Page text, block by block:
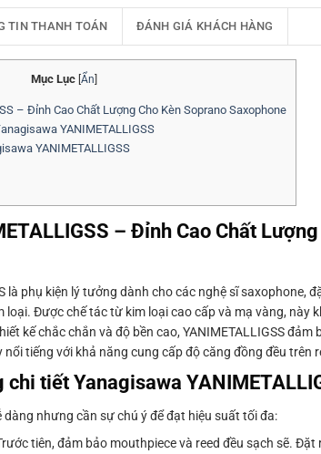
TIN THANH TOÁN ĐÁNH GIÁ KHÁCH HÀNG
Mục Lục [Ẩn]
– Đỉnh Cao Chất Lượng Cho Kèn Soprano Saxophone
YANIMETALLIGSS
YANIMETALLIGSS
– Đỉnh Cao Chất
là phụ kiện lý tưởng dành cho các nghệ sĩ
loại. Được chế tác từ kim loại cao cấp và mạ vàng,
kế chắc chắn và độ bền cao, YANIMETALLIGSS
tiếng với khả năng cung cấp độ căng đồng đều trên
tiết Yanagisawa
dàng nhưng cần sự chú ý để đạt hiệu suất tối đa:
tiên, đảm bảo mouthpiece và reed đều sạch sẽ.